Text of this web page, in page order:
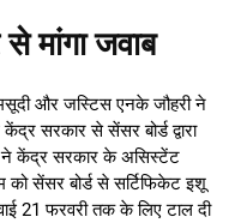
मांगा जवाब
मसूदी और जस्टिस एनके जौहरी ने
सरकार से सेंसर बोर्ड द्वारा
ने केंद्र सरकार के असिस्टेंट
सेंसर बोर्ड से सर्टिफिकेट इशू
21 फरवरी तक के लिए टाल दी